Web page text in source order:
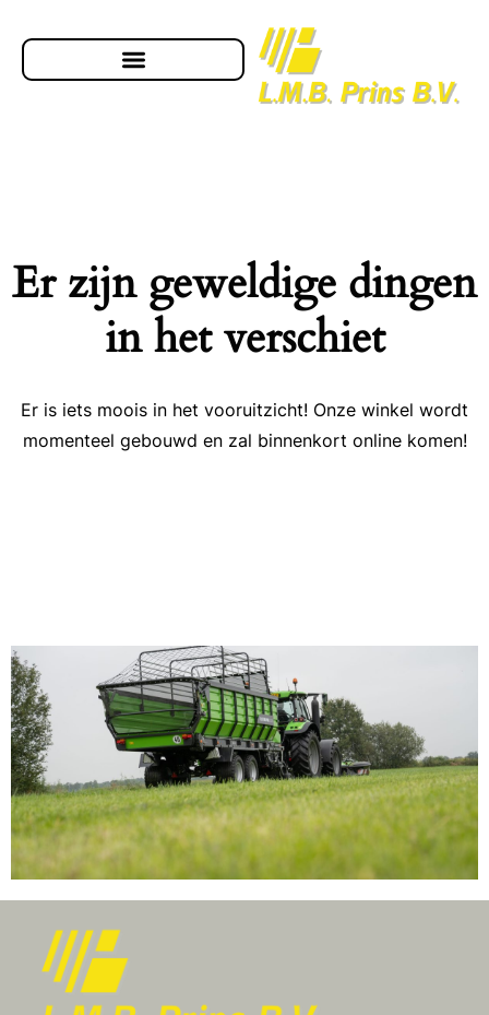
Er zijn geweldige dingen
in het verschiet
Er is iets moois in het vooruitzicht! Onze winkel wordt
momenteel gebouwd en zal binnenkort online komen!